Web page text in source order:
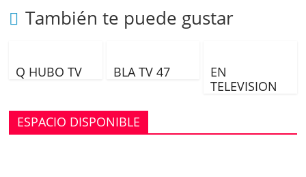
V
i
d
También te puede gustar
Q HUBO TV BLA TV 47
EN
TELEVISION
ESPACIO DISPONIBLE